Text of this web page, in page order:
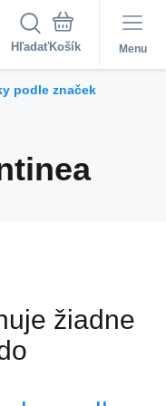
Hľadať Menu
podle značek
žiadne